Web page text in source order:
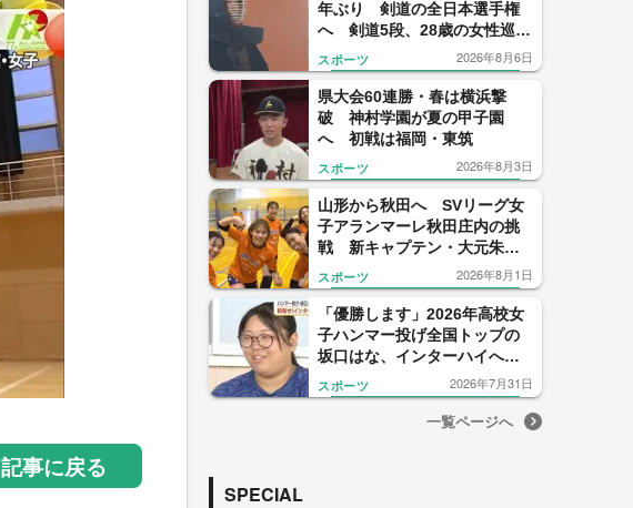
記事に戻る
年ぶり 剣道の全日本選手権
へ 剣道5段、28歳の女性巡査
長の得意技は“裏から打つ面”
スポーツ 2026年8月6日
県大会60連勝・春は横浜撃
破 神村学園が夏の甲子園
へ 初戦は福岡・東筑
スポーツ 2026年8月3日
山形から秋田へ SVリーグ女
子アランマーレ秋田庄内の挑
戦 新キャプテン・大元朱菜
選手が語る“山形への感謝”と
新天地への決意
スポーツ 2026年8月1日
「優勝します」2026年高校女
子ハンマー投げ全国トップの
坂口はな、インターハイへ力
強く宣言
スポーツ 2026年7月31日
一覧ページへ
SPECIAL